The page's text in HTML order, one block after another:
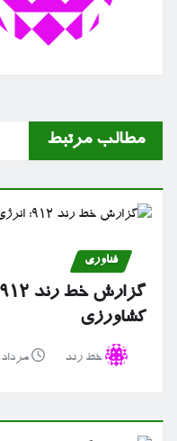
مطالب مرتبط
فناوری
کشاورزی
خط رند مرداد ۱۷, ۱۴۰۵